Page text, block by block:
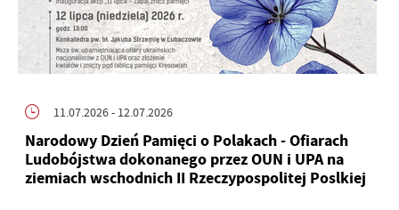
11.07.2026- 12.07.2026
Narodowy Dzień Pamięci o Polakach - Ofiarach
Ludobójstwa dokonanego przez OUN i UPA na
ziemiach wschodnich II Rzeczypospolitej Poslkiej